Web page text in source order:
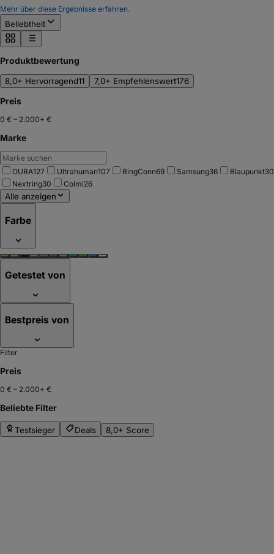
Mehr über diese Ergebnisse erfahren.
Beliebtheit
Produktbewertung
8,0+ Hervorragend11 7,0+ Empfehlenswert176
Preis
0 € – 2.000+ €
Marke
OURA127 Ultrahuman107 RingConn69 Samsung36 Blaupunkt30
Nextring30 Colmi26
Alle anzeigen
Farbe
Getestet von
Bestpreis von
Filter
Preis
0 € – 2.000+ €
Beliebte Filter
Testsieger Deals 8,0+ Score